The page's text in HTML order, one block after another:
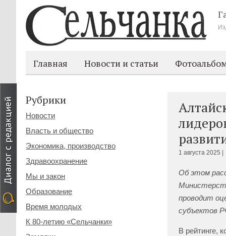
Главная Новости и статьи
1 августа 2025 |
Об этом
проводит
субъектов
В рейтинге,
Рубрики
Новости
Власть и общество
Экономика, производство
Здравоохранение
Мы и закон
Образование
Время молодых
К 80-летию «Сельчанки»